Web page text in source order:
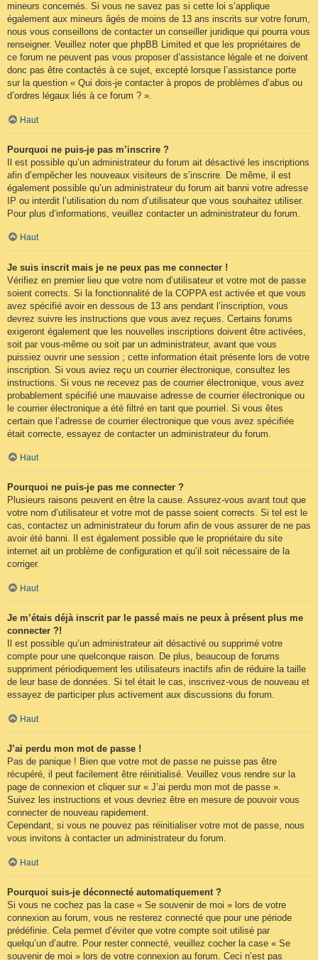
mineurs concernés. Si vous ne savez pas si cette loi s’applique
également aux mineurs âgés de moins de 13 ans inscrits sur votre forum,
nous vous conseillons de contacter un conseiller juridique qui pourra vous
renseigner. Veuillez noter que phpBB Limited et que les propriétaires de
ce forum ne peuvent pas vous proposer d’assistance légale et ne doivent
donc pas être contactés à ce sujet, excepté lorsque l’assistance porte
sur la question « Qui dois-je contacter à propos de problèmes d’abus ou
d’ordres légaux liés à ce forum ? ».
Haut
Pourquoi ne puis-je pas m’inscrire ?
Il est possible qu’un administrateur du forum ait désactivé les inscriptions
afin d’empêcher les nouveaux visiteurs de s’inscrire. De même, il est
également possible qu’un administrateur du forum ait banni votre adresse
IP ou interdit l’utilisation du nom d’utilisateur que vous souhaitez utiliser.
Pour plus d’informations, veuillez contacter un administrateur du forum.
Haut
Je suis inscrit mais je ne peux pas me connecter !
Vérifiez en premier lieu que votre nom d’utilisateur et votre mot de passe
soient corrects. Si la fonctionnalité de la COPPA est activée et que vous
avez spécifié avoir en dessous de 13 ans pendant l’inscription, vous
devrez suivre les instructions que vous avez reçues. Certains forums
exigeront également que les nouvelles inscriptions doivent être activées,
soit par vous-même ou soit par un administrateur, avant que vous
puissiez ouvrir une session ; cette information était présente lors de votre
inscription. Si vous aviez reçu un courrier électronique, consultez les
instructions. Si vous ne recevez pas de courrier électronique, vous avez
probablement spécifié une mauvaise adresse de courrier électronique ou
le courrier électronique a été filtré en tant que pourriel. Si vous êtes
certain que l’adresse de courrier électronique que vous avez spécifiée
était correcte, essayez de contacter un administrateur du forum.
Haut
Pourquoi ne puis-je pas me connecter ?
Plusieurs raisons peuvent en être la cause. Assurez-vous avant tout que
votre nom d’utilisateur et votre mot de passe soient corrects. Si tel est le
cas, contactez un administrateur du forum afin de vous assurer de ne pas
avoir été banni. Il est également possible que le propriétaire du site
internet ait un problème de configuration et qu’il soit nécessaire de la
corriger.
Haut
Je m’étais déjà inscrit par le passé mais ne peux à présent plus me
connecter ?!
Il est possible qu’un administrateur ait désactivé ou supprimé votre
compte pour une quelconque raison. De plus, beaucoup de forums
suppriment périodiquement les utilisateurs inactifs afin de réduire la taille
de leur base de données. Si tel était le cas, inscrivez-vous de nouveau et
essayez de participer plus activement aux discussions du forum.
Haut
J’ai perdu mon mot de passe !
Pas de panique ! Bien que votre mot de passe ne puisse pas être
récupéré, il peut facilement être réinitialisé. Veuillez vous rendre sur la
page de connexion et cliquer sur « J’ai perdu mon mot de passe ».
Suivez les instructions et vous devriez être en mesure de pouvoir vous
connecter de nouveau rapidement.
Cependant, si vous ne pouvez pas réinitialiser votre mot de passe, nous
vous invitons à contacter un administrateur du forum.
Haut
Pourquoi suis-je déconnecté automatiquement ?
Si vous ne cochez pas la case « Se souvenir de moi » lors de votre
connexion au forum, vous ne resterez connecté que pour une période
prédéfinie. Cela permet d’éviter que votre compte soit utilisé par
quelqu’un d’autre. Pour rester connecté, veuillez cocher la case « Se
souvenir de moi » lors de votre connexion au forum. Ceci n’est pas